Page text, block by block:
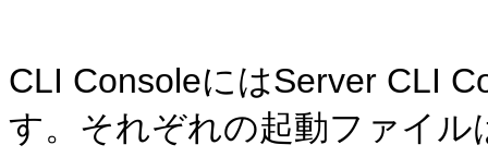
CLI ConsoleにはServer CLI
す。それぞれの起動ファイル